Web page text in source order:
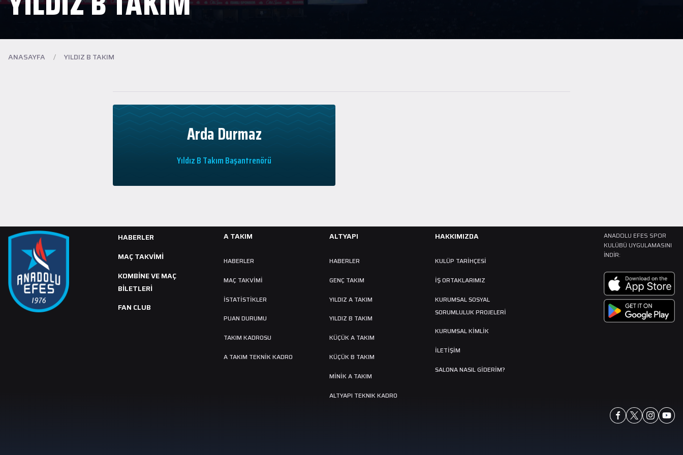
ANASAYFA / YILDIZ B TAKIM
Arda Durmaz
Yıldız B Takım Başantrenörü
HABERLER
MAÇ TAKVIMI
KOMBİNE VE MAÇ
BİLETLERİ
FAN CLUB
A TAKIM
HABERLER
MAÇ TAKVIMI
İSTATİSTİKLER
PUAN DURUMU
TAKIM KADROSU
A TAKIM TEKNİK KADRO
ALTYAPI
HABERLER
GENÇ TAKIM
YILDIZ A TAKIM
YILDIZ B TAKIM
KÜÇÜK A TAKIM
KÜÇÜK B TAKIM
MINIK A TAKIM
ALTYAPI TEKNIK KADRO
HAKKIMIZDA
KULÜP TARIHÇESI
İŞ ORTAKLARIMIZ
KURUMSAL SOSYAL
SORUMLULUK PROJELERİ
KURUMSAL KİMLİK
İLETİŞİM
SALONA NASIL GIDERIM?
ANADOLU EFES SPOR
KULÜBÜ UYGULAMASINI
İNDIR: